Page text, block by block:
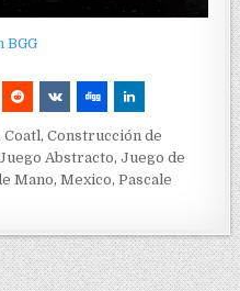
BGG
Coatl,Construcción de
Abstracto,Juego de
Mano,Mexico,Pascale